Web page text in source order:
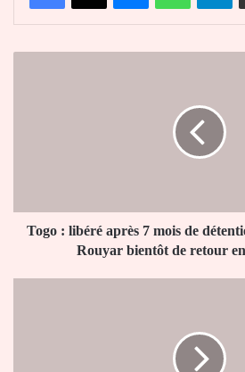
le
Français
Togo : libéré après 7 mois de
Rouyar bientôt de retour